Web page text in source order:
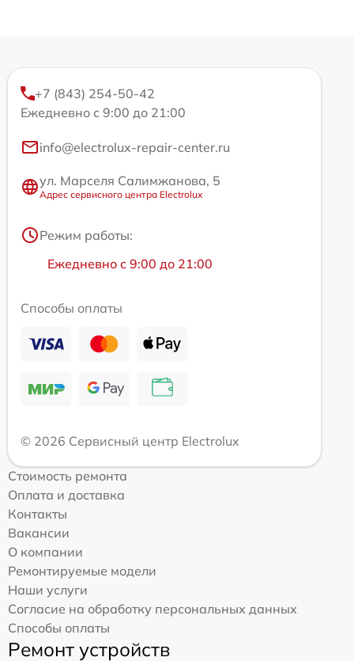
+7 (843) 254-50-42
Ежедневно с 9:00 до 21:00
info@electrolux-repair-center.ru
ул. Марселя Салимжанова, 5
Адрес сервисного центра Electrolux
Режим работы:
Ежедневно с 9:00 до 21:00
Способы оплаты
© 2026 Сервисный центр Electrolux
Стоимость ремонта
Оплата и доставка
Контакты
Вакансии
О компании
Ремонтируемые модели
Наши услуги
Согласие на обработку персональных данных
Способы оплаты
Ремонт устройств